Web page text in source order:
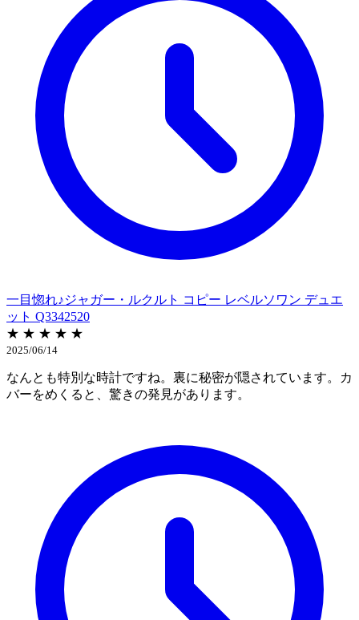
一目惚れ♪ジャガー・ルクルト コピー レベルソワン デュエ
ット Q3342520
★ ★ ★ ★ ★
2025/06/14
なんとも特別な時計ですね。裏に秘密が隠されています。カ
バーをめくると、驚きの発見があります。